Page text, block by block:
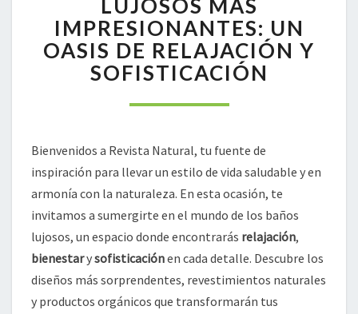
LUJOSOS
MÁS
IMPRESIONANTES:
UN
DE
SOFISTICACIÓN
LUJOSOS MÁS
IMPRESIONANTES: UN
OASIS DE RELAJACIÓN Y
SOFISTICACIÓN
Bienvenidos a Revista Natural, tu fuente de
inspiración para llevar un estilo de vida saludable y en
armonía con la naturaleza. En esta ocasión, te
invitamos a sumergirte en el mundo de los baños
lujosos, un espacio donde encontrarás relajación,
bienestarysofisticaciónen cada detalle. Descubre los
diseños más sorprendentes, revestimientos naturales
y productos orgánicos que transformarán tus